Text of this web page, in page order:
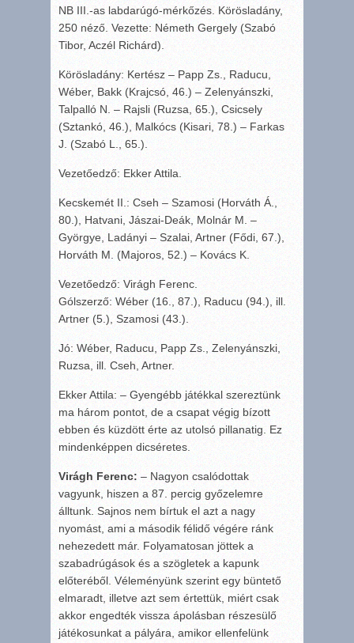
NB III.-as labdarúgó-mérkőzés. Körösladány,
250 néző. Vezette: Németh Gergely (Szabó
Tibor, Aczél Richárd).
Körösladány: Kertész – Papp Zs., Raducu,
Wéber, Bakk (Krajcsó, 46.) – Zelenyánszki,
Talpalló N. – Rajsli (Ruzsa, 65.), Csicsely
(Sztankó, 46.), Malkócs (Kisari, 78.) – Farkas
J. (Szabó L., 65.).
Vezetőedző: Ekker Attila.
Kecskemét II.: Cseh – Szamosi (Horváth Á.,
80.), Hatvani, Jászai-Deák, Molnár M. –
Györgye, Ladányi – Szalai, Artner (Fődi, 67.),
Horváth M. (Majoros, 52.) – Kovács K.
Vezetőedző: Virágh Ferenc.
Gólszerző: Wéber (16., 87.), Raducu (94.), ill.
Artner (5.), Szamosi (43.).
Jó: Wéber, Raducu, Papp Zs., Zelenyánszki,
Ruzsa, ill. Cseh, Artner.
Ekker Attila: – Gyengébb játékkal szereztünk
ma három pontot, de a csapat végig bízott
ebben és küzdött érte az utolsó pillanatig. Ez
mindenképpen dicséretes.
Virágh Ferenc: – Nagyon csalódottak
vagyunk, hiszen a 87. percig győzelemre
álltunk. Sajnos nem bírtuk el azt a nagy
nyomást, ami a második félidő végére ránk
nehezedett már. Folyamatosan jöttek a
szabadrúgások és a szögletek a kapunk
előteréből. Véleményünk szerint egy büntető
elmaradt, illetve azt sem értettük, miért csak
akkor engedték vissza ápolásban részesülő
játékosunkat a pályára, amikor ellenfelünk